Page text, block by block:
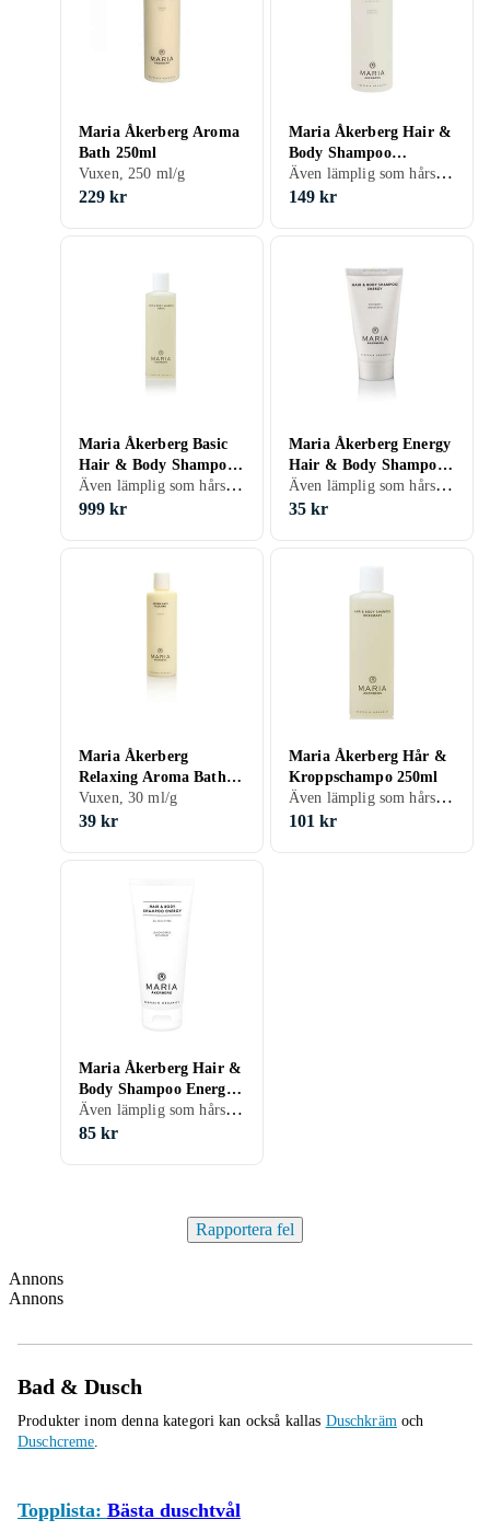
Maria Åkerberg Aroma
Bath 250ml
Vuxen, 250 ml/g
229 kr
Maria Åkerberg Hair &
Body Shampoo
Essential 250ml
Även lämplig som hårschampo, Barn, 250 ml/g
149 kr
Maria Åkerberg Basic
Hair & Body Shampoo
Refill 5000ml
Även lämplig som hårschampo, Parfymfri, Vuxen, 5000 ml/g
999 kr
Maria Åkerberg Energy
Hair & Body Shampoo
30ml
Även lämplig som hårschampo, Vuxen, 30 ml/g
35 kr
Maria Åkerberg
Relaxing Aroma Bath
30ml
Vuxen, 30 ml/g
39 kr
Maria Åkerberg Hår &
Kroppschampo 250ml
Även lämplig som hårschampo, Vuxen, 250 ml/g
101 kr
Maria Åkerberg Hair &
Body Shampoo Energy
100ml
Även lämplig som hårschampo, 100 ml/g
85 kr
Rapportera fel
Annons
Annons
Bad & Dusch
Produkter inom denna kategori kan också kallas Duschkrämoch
Duschcreme.
Topplista: Bästa duschtvål